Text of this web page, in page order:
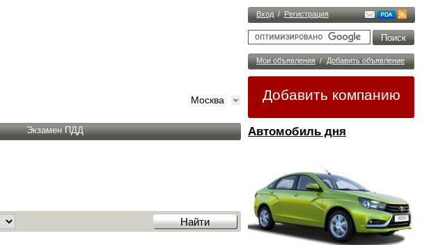
Вход / Регистрация
Мои объявления / Добавить объявление
Добавить компанию
Автомобиль дня
Москва
Экзамен ПДД